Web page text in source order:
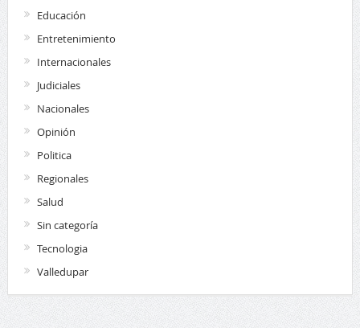
Educación
Entretenimiento
Internacionales
Judiciales
Nacionales
Opinión
Politica
Regionales
Salud
Sin categoría
Tecnologia
Valledupar